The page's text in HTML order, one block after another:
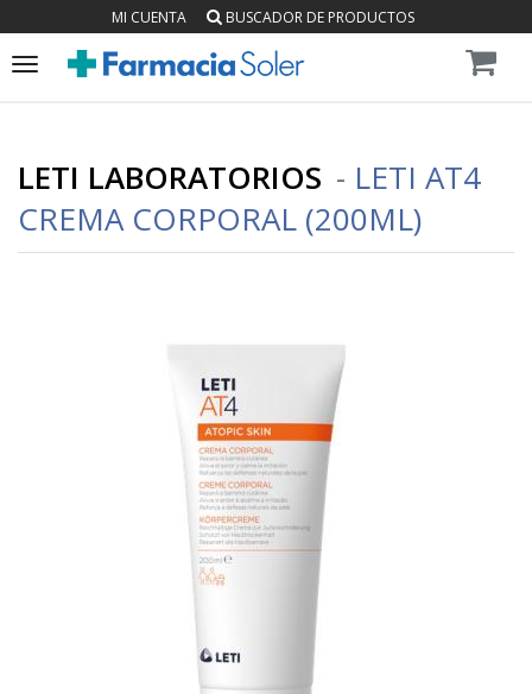
MI CUENTA BUSCADOR DE PRODUCTOS
Toggle
LETI LABORATORIOS - LETI AT4
CREMA CORPORAL (200ML)